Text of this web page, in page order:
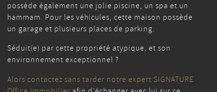
possède également une jolie piscine, un spa et un
hammam. Pour les véhicules, cette maison possède
un garage et plusieurs places de parking.
Séduit(e) par cette propriété atypique, et son
environnement exceptionnel ?
Alors contactez sans tarder notre expert SIGNATURE